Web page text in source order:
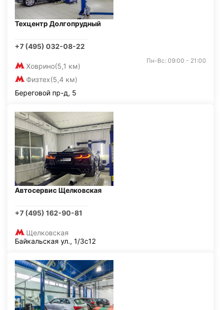
Техцентр Долгопрудный
+7 (495) 032-08-22
Ховрино(5,1 км)
Физтех(5,4 км)
Пн-Вс: 09:00 - 21:00
Береговой пр-д, 5
Автосервис Щелковская
+7 (495) 162-90-81
Щелковская
Байкальская ул., 1/3с12